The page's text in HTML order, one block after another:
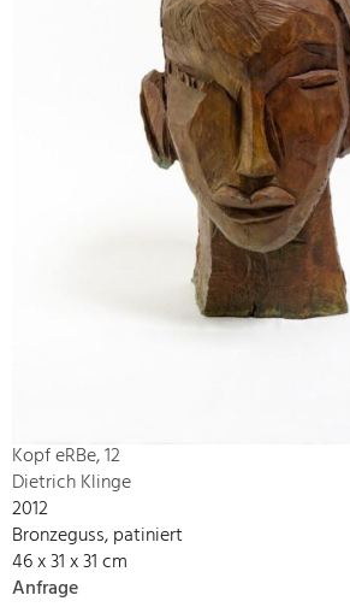
Kopf eRBe, 12
Dietrich Klinge
2012
Bronzeguss, patiniert
46 x 31 x 31 cm
Anfrage